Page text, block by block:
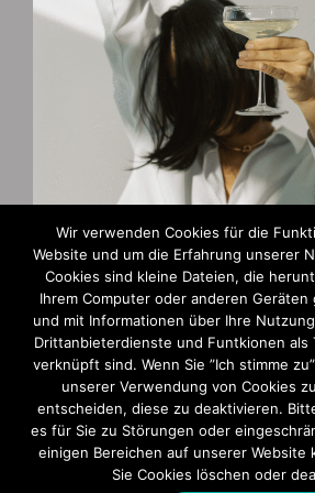
Zahlungsarten
AGB und Widerruf
Impressum
Datenschutzerklärung
Wir verwenden Cookies für die
Website und um die Erfahrung unserer
Cookies sind kleine Dateien, die
Ihrem Computer oder anderen
und mit Informationen über Ihre
Drittanbieterdienste und Funtkionen als
verknüpft sind. Wenn Sie ”Ich stimme
unserer Verwendung von Cookies
entscheiden, diese zu deaktivieren.
es für Sie zu Störungen oder
einigen Bereichen auf unserer Website
Sie Cookies löschen oder